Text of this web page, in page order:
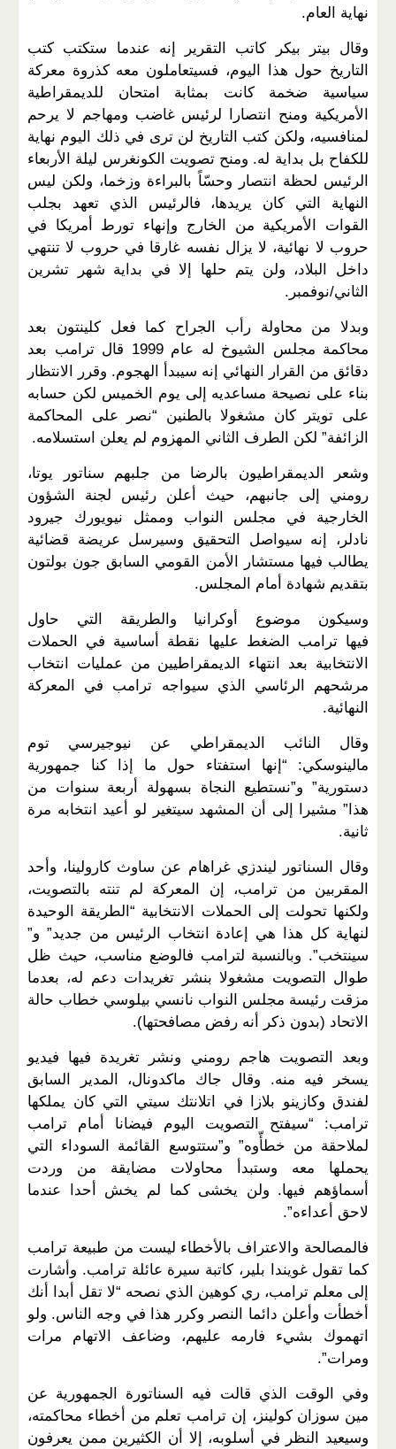
نهاية العام.
وقال بيتر بيكر كاتب التقرير إنه عندما ستكتب كتب
التاريخ حول هذا اليوم، فسيتعاملون معه كذروة معركة
سياسية ضخمة كانت بمثابة امتحان للديمقراطية
الأمريكية ومنح انتصارا لرئيس غاضب ومهاجم لا يرحم
لمنافسيه، ولكن كتب التاريخ لن ترى في ذلك اليوم نهاية
للكفاح بل بداية له. ومنح تصويت الكونغرس ليلة الأربعاء
الرئيس لحظة انتصار وحسّاً بالبراءة وزخما، ولكن ليس
النهاية التي كان يريدها، فالرئيس الذي تعهد بجلب
القوات الأمريكية من الخارج وإنهاء تورط أمريكا في
حروب لا نهائية، لا يزال نفسه غارقا في حروب لا تنتهي
داخل البلاد، ولن يتم حلها إلا في بداية شهر تشرين
الثاني/نوفمبر.
وبدلا من محاولة رأب الجراح كما فعل كلينتون بعد
محاكمة مجلس الشيوخ له عام 1999 قال ترامب بعد
دقائق من القرار النهائي إنه سيبدأ الهجوم. وقرر الانتظار
بناء على نصيحة مساعديه إلى يوم الخميس لكن حسابه
على تويتر كان مشغولا بالطنين “نصر على المحاكمة
الزائفة” لكن الطرف الثاني المهزوم لم يعلن استسلامه.
وشعر الديمقراطيون بالرضا من جلبهم سناتور يوتا،
رومني إلى جانبهم، حيث أعلن رئيس لجنة الشؤون
الخارجية في مجلس النواب وممثل نيويورك جيرود
نادلر، إنه سيواصل التحقيق وسيرسل عريضة قضائية
يطالب فيها مستشار الأمن القومي السابق جون بولتون
بتقديم شهادة أمام المجلس.
وسيكون موضوع أوكرانيا والطريقة التي حاول
فيها ترامب الضغط عليها نقطة أساسية في الحملات
الانتخابية بعد انتهاء الديمقراطيين من عمليات انتخاب
مرشحهم الرئاسي الذي سيواجه ترامب في المعركة
النهائية.
وقال النائب الديمقراطي عن نيوجيرسي توم
مالينوسكي: “إنها استفتاء حول ما إذا كنا جمهورية
دستورية” و”نستطيع النجاة بسهولة أربعة سنوات من
هذا” مشيرا إلى أن المشهد سيتغير لو أعيد انتخابه مرة
ثانية.
وقال السناتور ليندزي غراهام عن ساوث كارولينا، وأحد
المقربين من ترامب، إن المعركة لم تنته بالتصويت،
ولكنها تحولت إلى الحملات الانتخابية “الطريقة الوحيدة
لنهاية كل هذا هي إعادة انتخاب الرئيس من جديد” و”
سينتخب”. وبالنسبة لترامب فالوضع مناسب، حيث ظل
طوال التصويت مشغولا بنشر تغريدات دعم له، بعدما
مزقت رئيسة مجلس النواب نانسي بيلوسي خطاب حالة
الاتحاد (بدون ذكر أنه رفض مصافحتها).
وبعد التصويت هاجم رومني ونشر تغريدة فيها فيديو
يسخر فيه منه. وقال جاك ماكدونال، المدير السابق
لفندق وكازينو بلازا في اتلانتك سيتي التي كان يملكها
ترامب: “سيفتح التصويت اليوم فيضانا أمام ترامب
لملاحقة من خطأّوه” و”ستتوسع القائمة السوداء التي
يحملها معه وستبدأ محاولات مضايقة من وردت
أسماؤهم فيها. ولن يخشى كما لم يخش أحدا عندما
لاحق أعداءه”.
فالمصالحة والاعتراف بالأخطاء ليست من طبيعة ترامب
كما تقول غويندا بلير، كاتبة سيرة عائلة ترامب. وأشارت
إلى معلم ترامب، ري كوهين الذي نصحه “لا تقل أبدا أنك
أخطأت وأعلن دائما النصر وكرر هذا في وجه الناس. ولو
اتهموك بشيء فارمه عليهم، وضاعف الاتهام مرات
ومرات”.
وفي الوقت الذي قالت فيه السناتورة الجمهورية عن
مين سوزان كولينز، إن ترامب تعلم من أخطاء محاكمته،
وسيعيد النظر في أسلوبه، إلا أن الكثيرين ممن يعرفون